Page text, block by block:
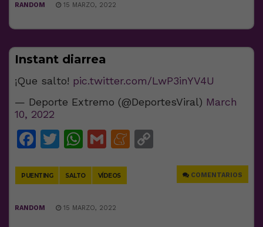
RANDOM 15 MARZO, 2022
Instant diarrea
¡Que salto! pic.twitter.com/LwP3inYV4U
— Deporte Extremo (@DeportesViral) March
10, 2022
Facebook
Twitter
WhatsApp
GmailMeneame
PUENTING SALTO VÍDEOS COMENTARIOS
RANDOM 15 MARZO, 2022